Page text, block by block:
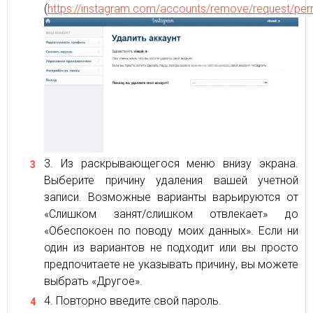
(https://instagram.com/accounts/remove/request/
Из раскрывающегося меню внизу экрана.
Выберите причину удаления вашей учетной
записи. Возможные варианты варьируются от
«Слишком занят/слишком отвлекает» до
«Обеспокоен по поводу моих данных». Если ни
один из вариантов не подходит или вы просто
предпочитаете не указывать причину, вы можете
выбрать «Другое».
Повторно введите свой пароль.